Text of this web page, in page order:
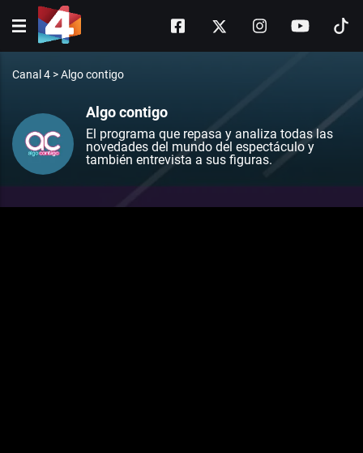
Canal 4 >Algo contigo
Algo contigo
El programa que repasa y analiza todas las
novedades del mundo del espectáculo y
también entrevista a sus figuras.